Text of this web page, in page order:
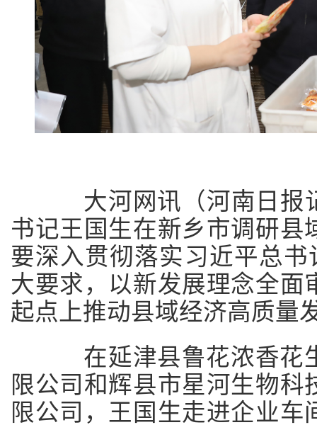
大河网讯（河南日报
书记王国生在新乡市调研县
要深入贯彻落实习近平总书
大要求，以新发展理念全面
起点上推动县域经济高质量
在延津县鲁花浓香花
限公司和辉县市星河生物
限公司，王国生走进企业